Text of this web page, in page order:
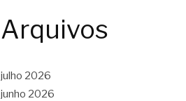
Arquivos
julho 2026
junho 2026